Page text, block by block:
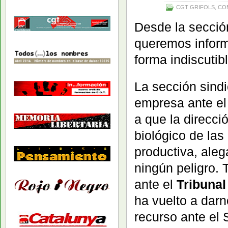
CGT GRIFOLS
Desde la
queremos
forma
La sección
empresa ante
a que la
biológico de
productiva,
ningún peligro.
ante el
ha vuelto a
recurso ante el